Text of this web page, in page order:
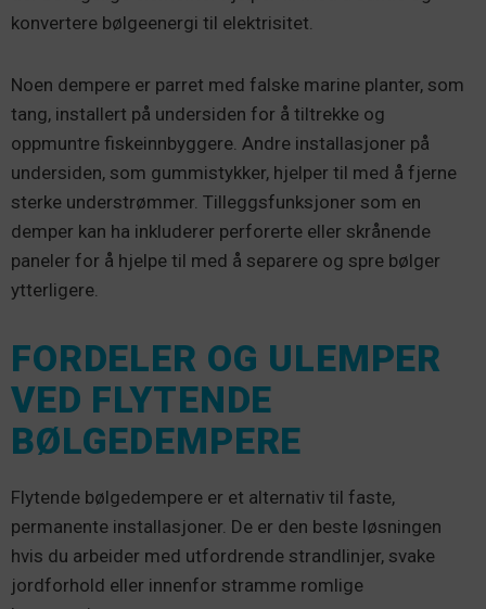
konvertere bølgeenergi til elektrisitet.
Noen dempere er parret med falske marine planter, som
tang, installert på undersiden for å tiltrekke og
oppmuntre fiskeinnbyggere. Andre installasjoner på
undersiden, som gummistykker, hjelper til med å fjerne
sterke understrømmer. Tilleggsfunksjoner som en
demper kan ha inkluderer perforerte eller skrånende
paneler for å hjelpe til med å separere og spre bølger
ytterligere.
FORDELER OG ULEMPER
VED FLYTENDE
BØLGEDEMPERE
Flytende bølgedempere er et alternativ til faste,
permanente installasjoner. De er den beste løsningen
hvis du arbeider med utfordrende strandlinjer, svake
jordforhold eller innenfor stramme romlige